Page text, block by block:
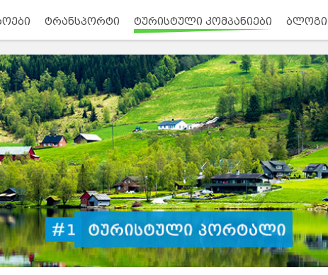
ტრანსპორტი ტურისტული კომპანიები ბლოგი